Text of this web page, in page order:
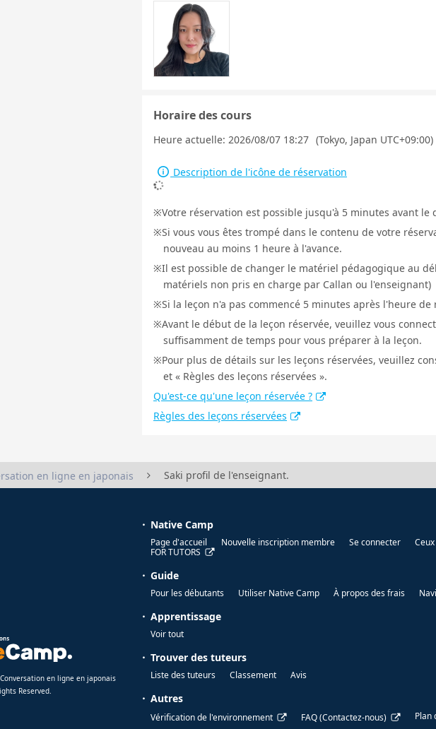
Horaire des cours
Heure actuelle: 2026/08/07 18:27 (Tokyo, Japan UTC+09:00)
Description de l'icône de réservation
Votre réservation est possible jusqu'à 5 minutes avant le
Si vous vous êtes trompé dans le contenu de votre
nouveau au moins 1 heure à l'avance.
Il est possible de changer le matériel pédagogique au
matériels non pris en charge par Callan ou l'enseignant)
Si la leçon n'a pas commencé 5 minutes après l'heure
Avant le début de la leçon réservée, veuillez vous
suffisamment de temps pour vous préparer à la leçon.
Pour plus de détails sur les leçons réservées, veuillez
et « Règles des leçons réservées ».
Qu'est-ce qu'une leçon réservée ?
Règles des leçons réservées
en ligne en japonais Saki profil de l'enseignant.
en ligne en japonais
Reserved.
Native Camp
Page d'accueil Nouvelle inscription membre Se connecter
FOR TUTORS
Guide
Pour les débutants Utiliser Native Camp À propos des frais
Apprentissage
Voir tout
Trouver des tuteurs
Liste des tuteurs Classement Avis
Autres
Vérification de l'environnement FAQ (Contactez-nous) Plan